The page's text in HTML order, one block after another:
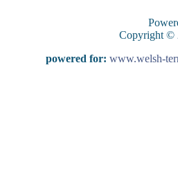
Copyright ©
powered for: www.welsh-